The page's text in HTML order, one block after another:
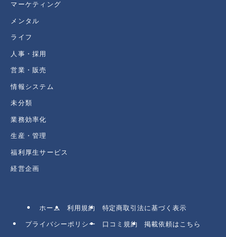
マーケティング
メンタル
ライフ
人事・採用
営業・販売
情報システム
未分類
業務効率化
生産・管理
福利厚生サービス
経営企画
ホーム 利用規約 特定商取引法に基づく表示
プライバシーポリシー 口コミ規約 掲載依頼はこちら